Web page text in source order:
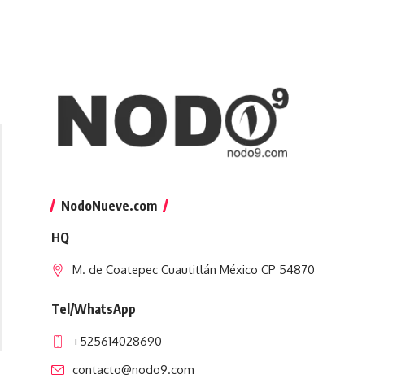
NodoNueve.com
HQ
M. de Coatepec Cuautitlán México CP 54870
Tel/WhatsApp
+525614028690
contacto@nodo9.com